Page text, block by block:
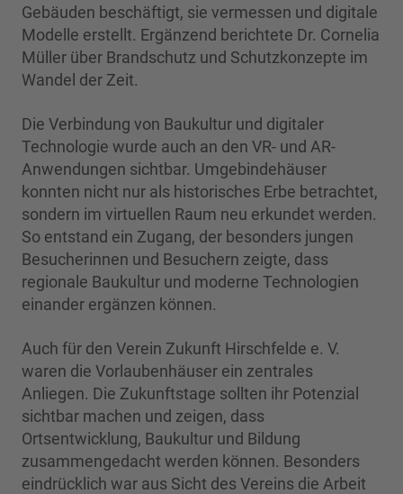
Gebäuden beschäftigt, sie vermessen und digitale
Modelle erstellt. Ergänzend berichtete Dr. Cornelia
Müller über Brandschutz und Schutzkonzepte im
Wandel der Zeit.
Die Verbindung von Baukultur und digitaler
Technologie wurde auch an den VR- und AR-
Anwendungen sichtbar. Umgebindehäuser
konnten nicht nur als historisches Erbe betrachtet,
sondern im virtuellen Raum neu erkundet werden.
So entstand ein Zugang, der besonders jungen
Besucherinnen und Besuchern zeigte, dass
regionale Baukultur und moderne Technologien
einander ergänzen können.
Auch für den Verein Zukunft Hirschfelde e. V.
waren die Vorlaubenhäuser ein zentrales
Anliegen. Die Zukunftstage sollten ihr Potenzial
sichtbar machen und zeigen, dass
Ortsentwicklung, Baukultur und Bildung
zusammengedacht werden können. Besonders
eindrücklich war aus Sicht des Vereins die Arbeit